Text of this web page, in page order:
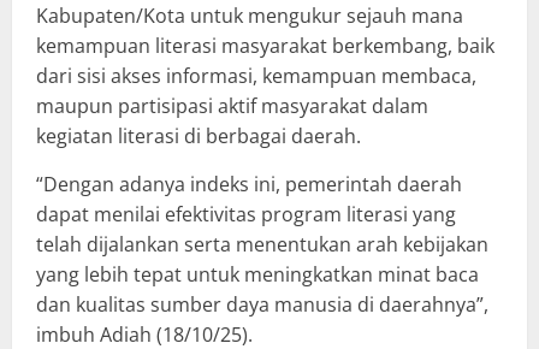
Kabupaten/Kota untuk mengukur sejauh mana
kemampuan literasi masyarakat berkembang, baik
dari sisi akses informasi, kemampuan membaca,
maupun partisipasi aktif masyarakat dalam
kegiatan literasi di berbagai daerah.
“Dengan adanya indeks ini, pemerintah daerah
dapat menilai efektivitas program literasi yang
telah dijalankan serta menentukan arah kebijakan
yang lebih tepat untuk meningkatkan minat baca
dan kualitas sumber daya manusia di daerahnya”,
imbuh Adiah (18/10/25).